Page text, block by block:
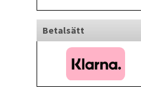
Betalsätt